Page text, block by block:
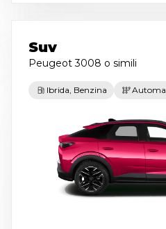
Suv
Peugeot 3008 o simili
Ibrida, Benzina